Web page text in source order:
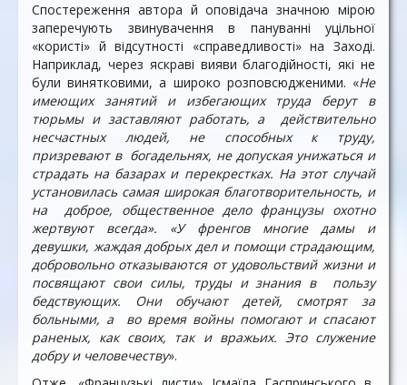
Спостереження автора й оповідача значною мірою
заперечують звинувачення в пануванні уцільної
«користі» й відсутності «справедливості» на Заході.
Наприклад, через яскраві вияви благодійності, які не
були винятковими, а широко розповсюдженими. «Не
имеющих занятий и избегающих труда берут в
тюрьмы и заставляют работать, а действительно
несчастных людей, не способных к труду,
призревают в богадельнях, не допуская унижаться и
страдать на базарах и перекрестках. На этот случай
установилась самая широкая благотворительность, и
на доброе, общественное дело французы охотно
жертвуют всегда». «У френгов многие дамы и
девушки, жаждая добрых дел и помощи страдающим,
добровольно отказываются от удовольствий жизни и
посвящают свои силы, труды и знания в пользу
бедствующих. Они обучают детей, смотрят за
больными, а во время войны помогают и спасают
раненых, как своих, так и вражьих. Это служение
добру и человечеству».